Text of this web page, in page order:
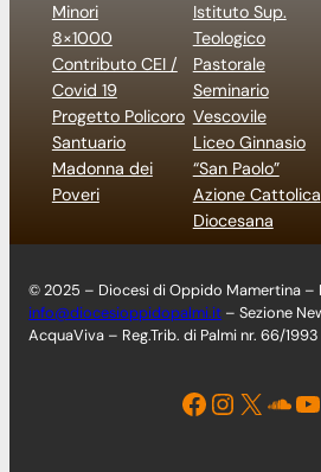
Minori
8×1000
Contributo CEI /
Covid 19
Progetto Policoro
Santuario
Madonna dei
Poveri
Istituto Sup.
Teologico
Pastorale
Seminario
Vescovile
Liceo Ginnasio
“San Paolo”
Azione Cattolica
Diocesana
© 2025 – Diocesi di Oppido Mamertina –
info@diocesioppidopalmi.it – Sezione
AcquaViva – Reg.Trib. di Palmi nr. 66/1993
Facebook Instagram X Soundcloud YouTube